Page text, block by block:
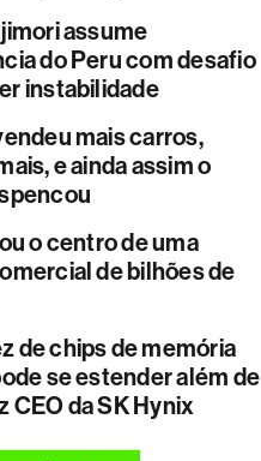
assume
do Peru com desafio
instabilidade
mais carros,
e ainda assim o
o centro de uma
de bilhões de
de chips de memória
se estender além de
CEO da SK Hynix